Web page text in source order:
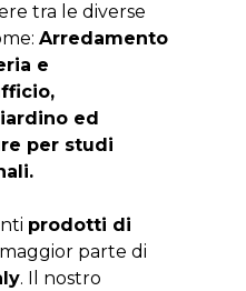
tra le diverse
Arredamento
e
ed
per studi
prodotti di
parte di
. Il nostro